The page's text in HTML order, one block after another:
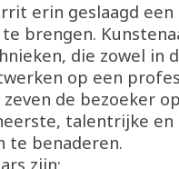
erin geslaagd
te brengen.
die zowel in
op een
de bezoeker
talentrijke
te benaderen.
zijn: